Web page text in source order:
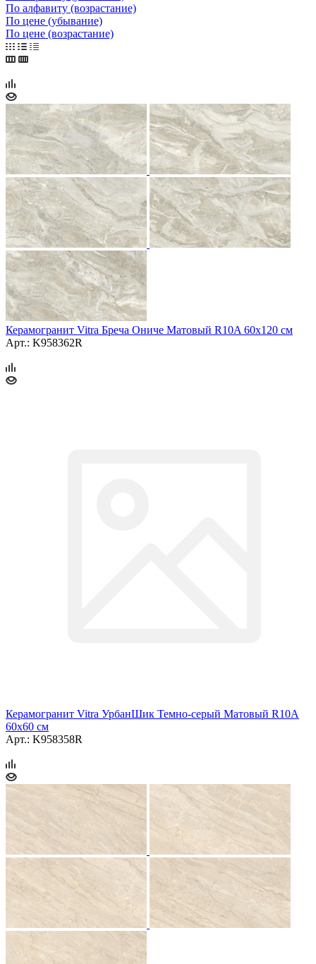
По алфавиту (возрастание)
По цене (убывание)
По цене (возрастание)
Керамогранит Vitra Бреча Ониче Матовый R10A 60x120 см
Арт.: K958362R
Керамогранит Vitra УрбанШик Темно-серый Матовый R10A
60x60 см
Арт.: K958358R